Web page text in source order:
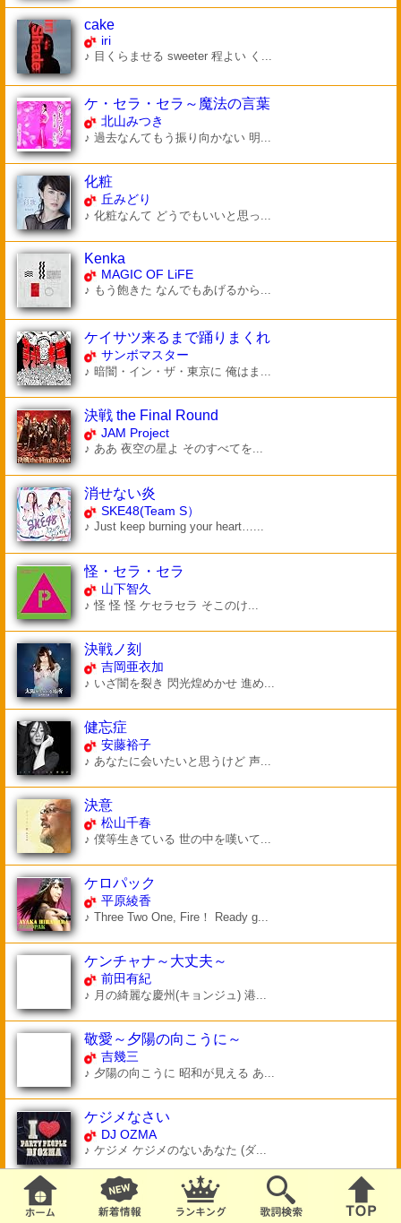
cake
iri
♪ 目くらませる sweeter 程よい く...
ケ・セラ・セラ～魔法の言葉
北山みつき
♪ 過去なんてもう振り向かない 明...
化粧
丘みどり
♪ 化粧なんて どうでもいいと思っ...
Kenka
MAGIC OF LiFE
♪ もう飽きた なんでもあげるから...
ケイサツ来るまで踊りまくれ
サンボマスター
♪ 暗闇・イン・ザ・東京に 俺はま...
決戦 the Final Round
JAM Project
♪ ああ 夜空の星よ そのすべてを...
消せない炎
SKE48(Team S）
♪ Just keep burning your heart…...
怪・セラ・セラ
山下智久
♪ 怪 怪 怪 ケセラセラ そこのけ...
決戦ノ刻
吉岡亜衣加
♪ いざ闇を裂き 閃光煌めかせ 進め...
健忘症
安藤裕子
♪ あなたに会いたいと思うけど 声...
決意
松山千春
♪ 僕等生きている 世の中を嘆いて...
ケロパック
平原綾香
♪ Three Two One, Fire！ Ready g...
ケンチャナ～大丈夫～
前田有紀
♪ 月の綺麗な慶州(キョンジュ) 港...
敬愛～夕陽の向こうに～
吉幾三
♪ 夕陽の向こうに 昭和が見える あ...
ケジメなさい
DJ OZMA
♪ ケジメ ケジメのないあなた (ダ...
Cadence
TOKIO